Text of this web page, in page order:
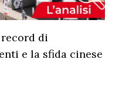
di
e la sfida cinese